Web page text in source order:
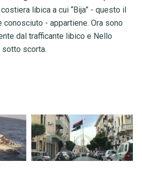
libica a cui “Bija” - questo il
conosciuto - appartiene. Ora sono
dal trafficante libico e Nello
scorta.